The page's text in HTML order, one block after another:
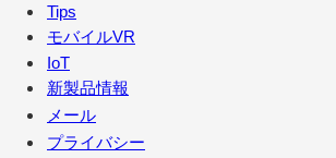
Tips
モバイルVR
IoT
新製品情報
メール
プライバシー